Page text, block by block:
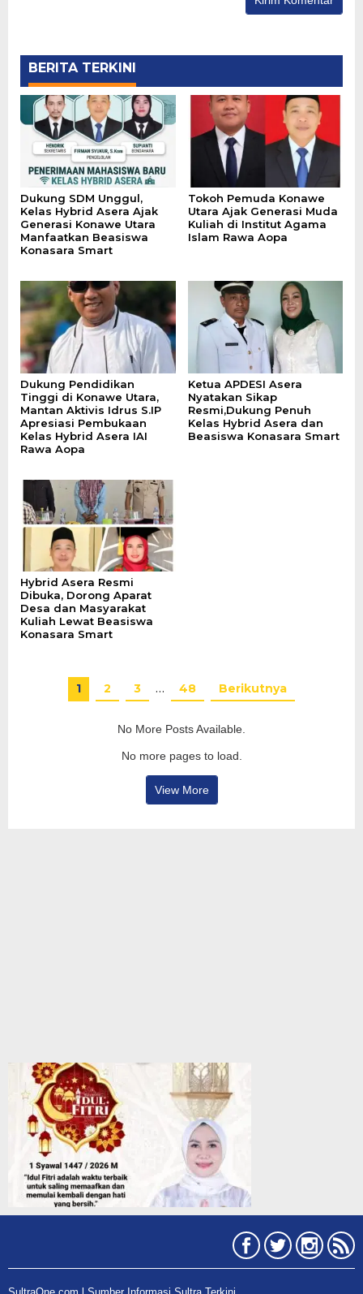
BERITA TERKINI
Dukung SDM Unggul,
Kelas Hybrid Asera Ajak
Generasi Konawe Utara
Manfaatkan Beasiswa
Konasara Smart
Tokoh Pemuda Konawe
Utara Ajak Generasi Muda
Kuliah di Institut Agama
Islam Rawa Aopa
Dukung Pendidikan
Tinggi di Konawe Utara,
Mantan Aktivis Idrus S.IP
Apresiasi Pembukaan
Kelas Hybrid Asera IAI
Rawa Aopa
Ketua APDESI Asera
Nyatakan Sikap
Resmi,Dukung Penuh
Kelas Hybrid Asera dan
Beasiswa Konasara Smart
Hybrid Asera Resmi
Dibuka, Dorong Aparat
Desa dan Masyarakat
Kuliah Lewat Beasiswa
Konasara Smart
1 2 3 … 48 Berikutnya
No More Posts Available.
No more pages to load.
View More